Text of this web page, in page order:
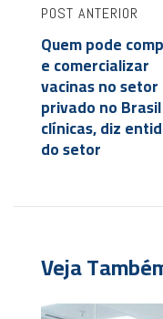
POST ANTERIOR
Quem pode
e comercializar
vacinas no setor
privado no
clínicas, diz
do setor
Veja